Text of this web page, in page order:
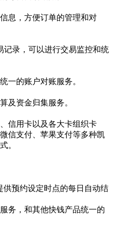
息，方便订单的管理和对
记录，可以进行交易监控和统
一的账户对账服务。
及资金归集服务。
信用卡以及各大卡组织卡
信支付、苹果支付等多种凯
。
供预约设定时点的每日自动结
务，和其他快钱产品统一的